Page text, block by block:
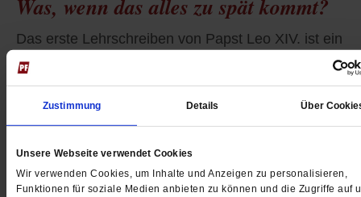
Zustimmung Details Über
Unsere Webseite verwendet Cookies
Wir verwenden Cookies, um Inhalte und Anzeigen zu personalisieren,
Funktionen für soziale Medien anbieten zu können und die Zugriffe auf
Was, wenn das alles zu spät kommt?
Das erste Lehrschreiben von Papst Leo XIV. ist ein
notwendiger Appell, das Menschliche im KI-Zeitalter
bewahren. Aber wird es helfen gegen die Mächte, die
am Werk sind?